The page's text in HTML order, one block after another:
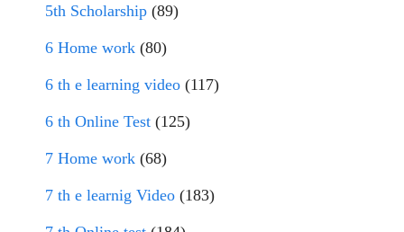
5th Scholarship (89)
6 Home work (80)
6 th e learning video (117)
6 th Online Test (125)
7 Home work (68)
7 th e learnig Video (183)